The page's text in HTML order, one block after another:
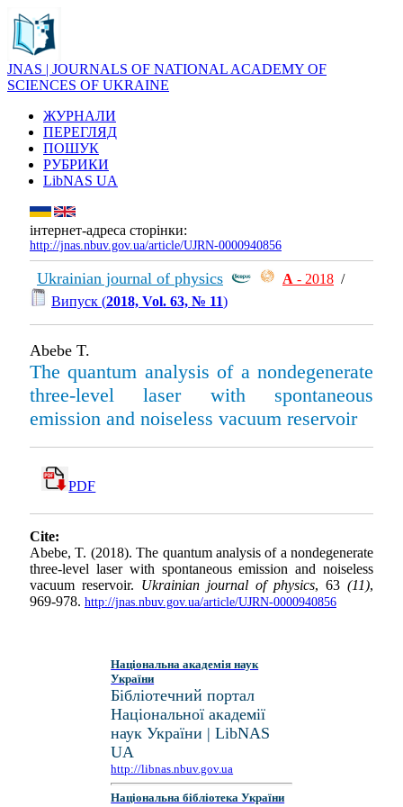
JNAS | JOURNALS OF NATIONAL ACADEMY OF
SCIENCES OF UKRAINE
ЖУРНАЛИ
ПЕРЕГЛЯД
ПОШУК
РУБРИКИ
LibNAS UA
інтернет-адреса сторінки:
http://jnas.nbuv.gov.ua/article/UJRN-0000940856
Ukrainian journal of physics А - 2018 /
Випуск (2018, Vol. 63, № 11)
Abebe T.
The quantum analysis of a nondegenerate
three-level laser with spontaneous
emission and noiseless vacuum reservoir
PDF
Cite:
Abebe, T. (2018). The quantum analysis of a nondegenerate
three-level laser with spontaneous emission and noiseless
vacuum reservoir. Ukrainian journal of physics, 63 (11),
969-978. http://jnas.nbuv.gov.ua/article/UJRN-0000940856
Національна академія наук
України
Бібліотечний портал
Національної академії
наук України | LibNAS
UA
http://libnas.nbuv.gov.ua
Національна бібліотека України